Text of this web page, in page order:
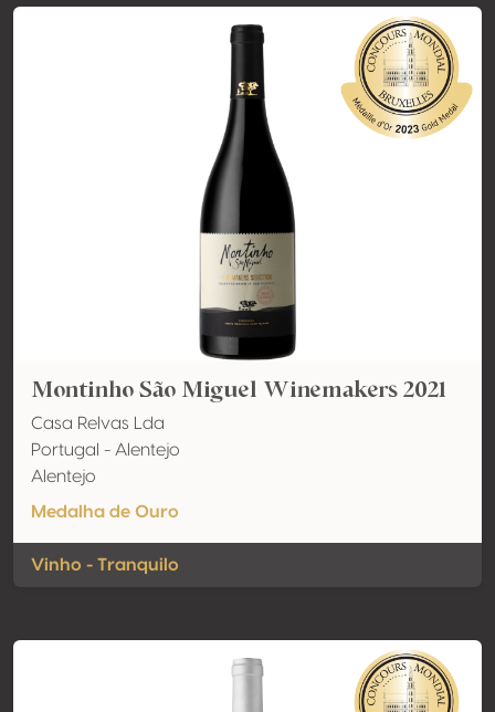
Montinho São Miguel Winemakers 2021
Casa Relvas Lda
Portugal - Alentejo
Alentejo
Medalha de Ouro
Vinho - Tranquilo